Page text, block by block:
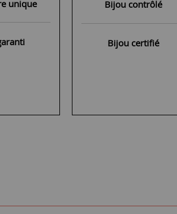
unique Bijou contrôlé
Bijou certifié